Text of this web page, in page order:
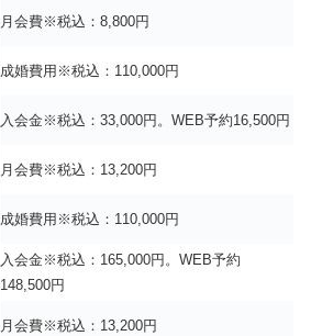
月会費※税込：8,800円
成婚費用※税込：110,000円
入会金※税込：33,000円。WEB予約16,500円
月会費※税込：13,200円
成婚費用※税込：110,000円
入会金※税込：165,000円。WEB予約
148,500円
月会費※税込：13,200円